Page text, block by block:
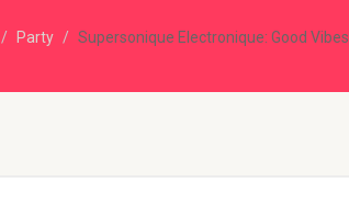
Party Supersonique Electronique: Good Vibes